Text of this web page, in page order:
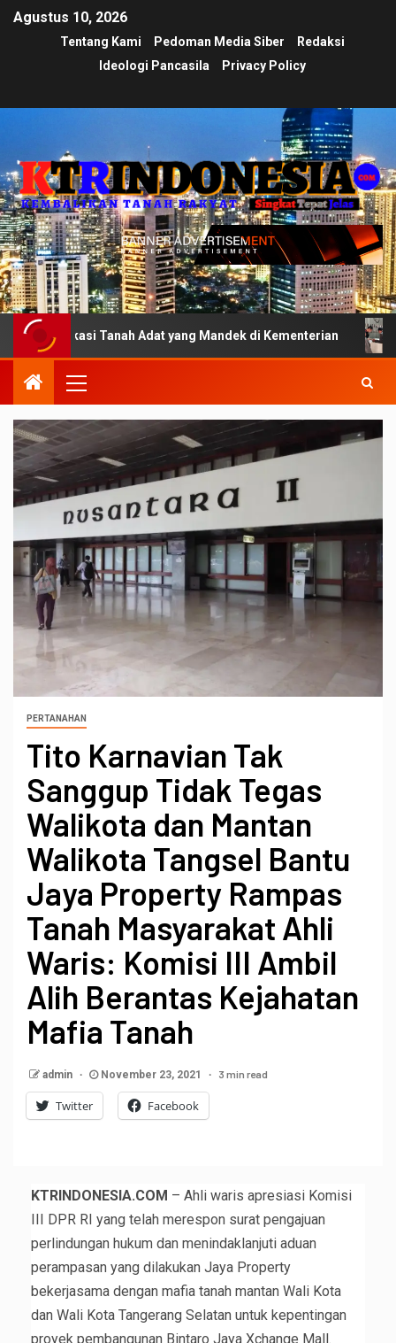
Agustus 10, 2026
Tentang Kami Pedoman Media Siber
Redaksi
Ideologi Pancasila
Privacy Policy
Tanah Adat yang Mandek di Kementerian Ujian
PERTANAHAN
Tito Karnavian Tak
Sanggup Tidak Tegas
Walikota dan Mantan
Walikota Tangsel Bantu
Jaya Property Rampas
Tanah Masyarakat Ahli
Waris: Komisi III Ambil
Alih Berantas Kejahatan
Mafia Tanah
admin November 23, 2021 3 min read
Twitter Facebook
KTRINDONESIA.COM – Ahli waris apresiasi Komisi
III DPR RI yang telah merespon surat pengajuan
perlindungan hukum dan menindaklanjuti aduan
perampasan yang dilakukan Jaya Property
bekerjasama dengan mafia tanah mantan Wali Kota
dan Wali Kota Tangerang Selatan untuk kepentingan
proyek pembangunan Bintaro Jaya Xchange Mall.